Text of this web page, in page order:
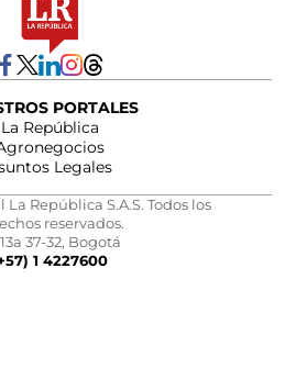
PORTALES
La República
Legales
República S.A.S. Todos los
reservados.
37-32, Bogotá
1 4227600